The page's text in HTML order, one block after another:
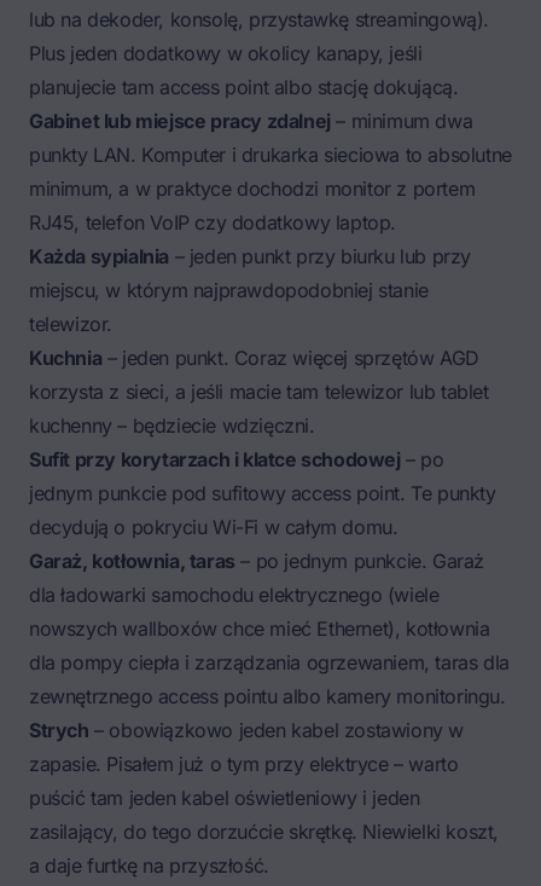
lub na dekoder, konsolę, przystawkę streamingową).
Plus jeden dodatkowy w okolicy kanapy, jeśli
planujecie tam access point albo stację dokującą.
Gabinet lub miejsce pracy zdalnej – minimum dwa
punkty LAN. Komputer i drukarka sieciowa to absolutne
minimum, a w praktyce dochodzi monitor z portem
RJ45, telefon VoIP czy dodatkowy laptop.
Każda sypialnia – jeden punkt przy biurku lub przy
miejscu, w którym najprawdopodobniej stanie
telewizor.
Kuchnia – jeden punkt. Coraz więcej sprzętów AGD
korzysta z sieci, a jeśli macie tam telewizor lub tablet
kuchenny – będziecie wdzięczni.
Sufit przy korytarzach i klatce schodowej – po
jednym punkcie pod sufitowy access point. Te punkty
decydują o pokryciu Wi-Fi w całym domu.
Garaż, kotłownia, taras – po jednym punkcie. Garaż
dla ładowarki samochodu elektrycznego (wiele
nowszych wallboxów chce mieć Ethernet), kotłownia
dla pompy ciepła i zarządzania ogrzewaniem, taras dla
zewnętrznego access pointu albo kamery monitoringu.
Strych – obowiązkowo jeden kabel zostawiony w
zapasie. Pisałem już o tym przy elektryce – warto
puścić tam jeden kabel oświetleniowy i jeden
zasilający, do tego dorzućcie skrętkę. Niewielki koszt,
a daje furtkę na przyszłość.